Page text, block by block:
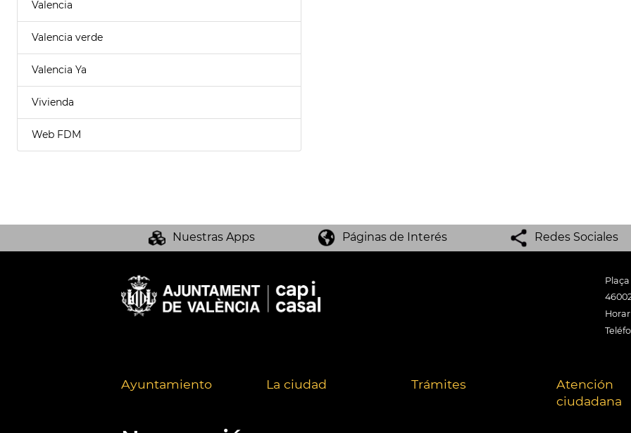
Valencia
Valencia verde
Valencia Ya
Vivienda
Web FDM
Nuestras Apps Páginas de Interés Redes Sociales
Ayuntamiento La ciudad Trámites
Atención
ciudadana